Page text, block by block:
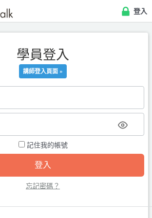
登入
學員登入
講師登入頁面 »
記住我的帳號
忘記密碼？